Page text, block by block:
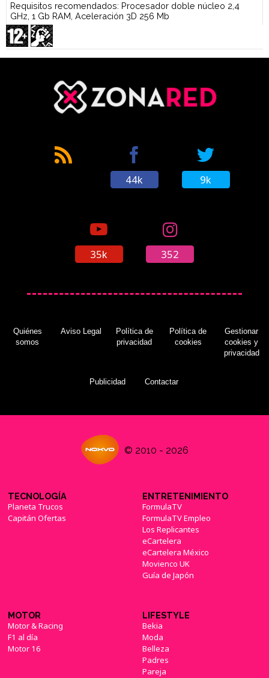
Requisitos recomendados: Procesador doble núcleo 2,4
GHz, 1 Gb RAM, Aceleración 3D 256 Mb
44k 9k
35k 352
Quiénes
somos
Aviso Legal
Política de
privacidad
Política de
cookies
Gestionar
cookies y
privacidad
Publicidad Contactar
© 2010 - 2026
TECNOLOGÍA
Planeta Trucos
Capitán Ofertas
ENTRETENIMIENTO
FormulaTV
FormulaTV Empleo
Los Replicantes
eCartelera
eCartelera México
Movienco UK
Guía de Japón
MOTOR
Motor & Racing
F1 al día
Motor 16
LIFESTYLE
Bekia
Moda
Belleza
Padres
Pareja